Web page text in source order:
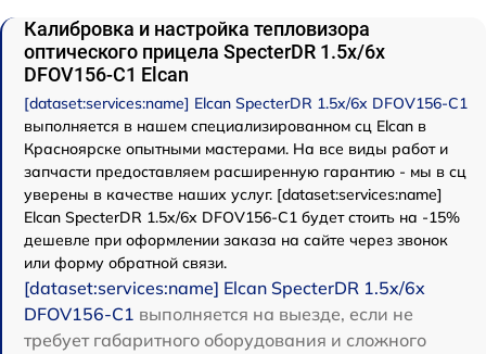
Калибровка и настройка тепловизора
оптического прицела SpecterDR 1.5x/6x
DFOV156-C1 Elcan
[dataset:services:name] Elcan SpecterDR 1.5x/6x DFOV156-C1
выполняется в нашем специализированном сц Elcan в
Красноярске опытными мастерами. На все виды работ и
запчасти предоставляем расширенную гарантию - мы в сц
уверены в качестве наших услуг. [dataset:services:name]
Elcan SpecterDR 1.5x/6x DFOV156-C1 будет стоить на -15%
дешевле при оформлении заказа на сайте через звонок
или форму обратной связи.
[dataset:services:name] Elcan SpecterDR 1.5x/6x
DFOV156-C1 выполняется на выезде, если не
требует габаритного оборудования и сложного